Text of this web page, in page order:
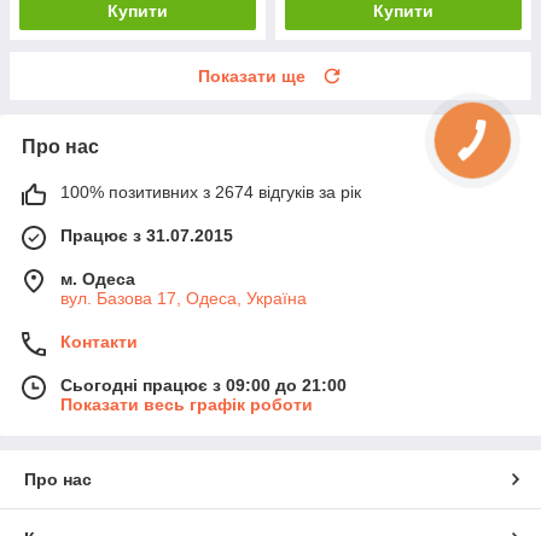
Купити Купити
Показати ще
Про нас
100% позитивних з 2674 відгуків за рік
Працює з 31.07.2015
м. Одеса
вул. Базова 17, Одеса, Україна
Контакти
Сьогодні працює з 09:00 до 21:00
Показати весь графік роботи
Про нас